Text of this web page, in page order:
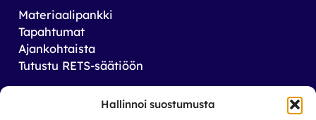
Hallinnoi suostumusta
Materiaalipankki
Tapahtumat
Ajankohtaista
Tutustu RETS-säätiöön
Tilaa uutiskirjeemme